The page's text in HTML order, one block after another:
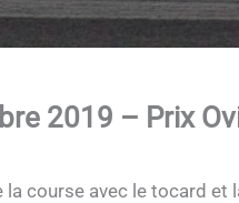
2019 – Prix
la course avec le tocard et